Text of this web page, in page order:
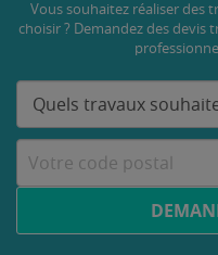
Vous souhaitez réaliser des
choisir ? Demandez des devis